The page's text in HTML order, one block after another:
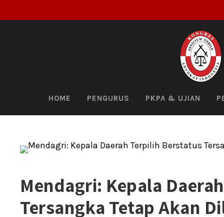
HOME PENGURUS PKPA & UJIAN
Mendagri: Kepala
Tersangka Tetap Akan